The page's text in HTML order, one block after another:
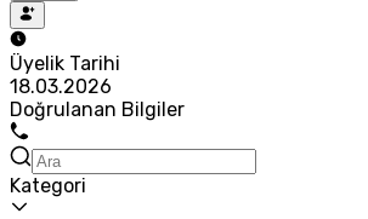
Üyelik Tarihi
18.03.2026
Doğrulanan Bilgiler
Kategori